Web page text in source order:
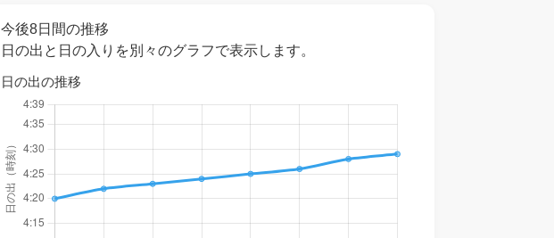
今後8日間の推移
日の出と日の入りを別々のグラフで表示します。
日の出の推移